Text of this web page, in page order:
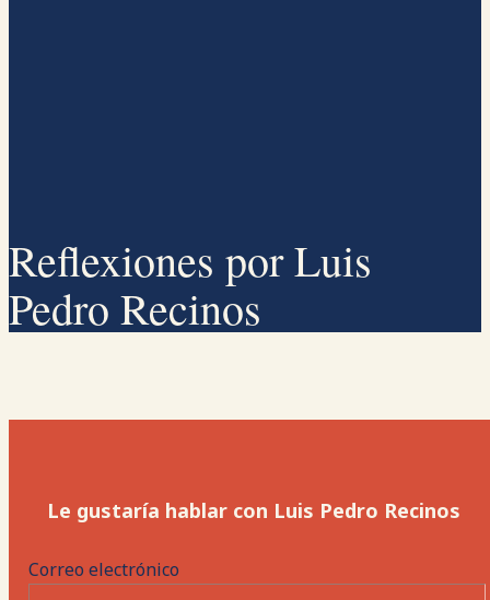
Reflexiones por Luis
Pedro Recinos
Le gustaría hablar con Luis Pedro Recinos
Correo electrónico